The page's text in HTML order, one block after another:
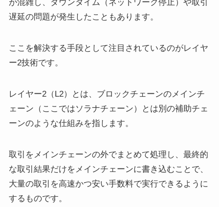
が混雑し、ダウンタイム（ネットワーク停止）や取引
遅延の問題が発生したこともあります。
ここを解決する手段として注目されているのがレイヤ
ー2技術です。
レイヤー2（L2）とは、ブロックチェーンのメインチ
ェーン（ここではソラナチェーン）とは別の補助チェ
ーンのような仕組みを指します。
取引をメインチェーンの外でまとめて処理し、最終的
な取引結果だけをメインチェーンに書き込むことで、
大量の取引を高速かつ安い手数料で実行できるように
するものです。